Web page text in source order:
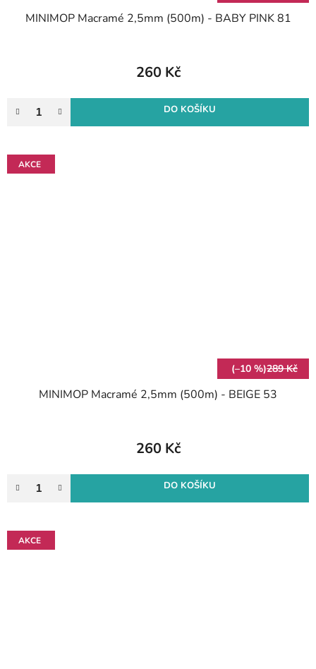
MINIMOP Macramé 2,5mm (500m) - BABY PINK 81
260 Kč
DO KOŠÍKU
AKCE
(–10 %)289 Kč
MINIMOP Macramé 2,5mm (500m) - BEIGE 53
260 Kč
DO KOŠÍKU
AKCE